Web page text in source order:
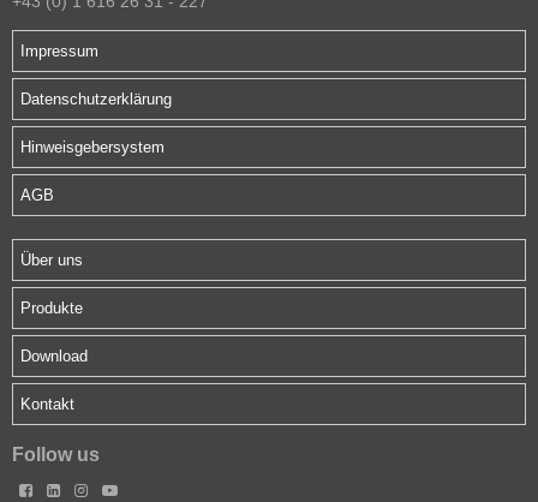
Impressum
Datenschutzerklärung
Hinweisgebersystem
AGB
Über uns
Produkte
Download
Kontakt
Follow us
   